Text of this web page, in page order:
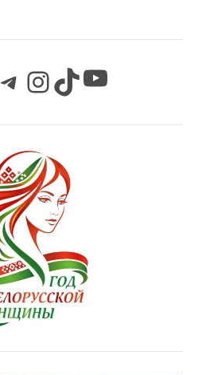
Telegram InstagramTikTok YouTube